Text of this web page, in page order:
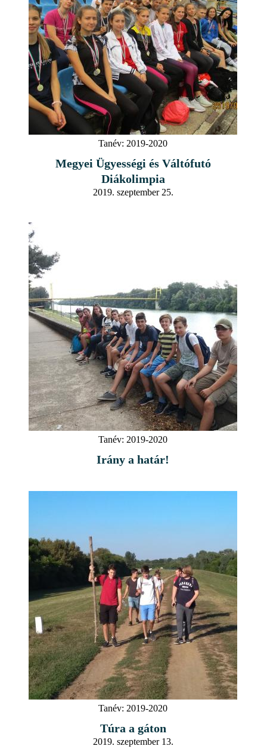
Tanév: 2019-2020
Megyei Ügyességi és Váltófutó
Diákolimpia
2019. szeptember 25.
Tanév: 2019-2020
Irány a határ!
Tanév: 2019-2020
Túra a gáton
2019. szeptember 13.